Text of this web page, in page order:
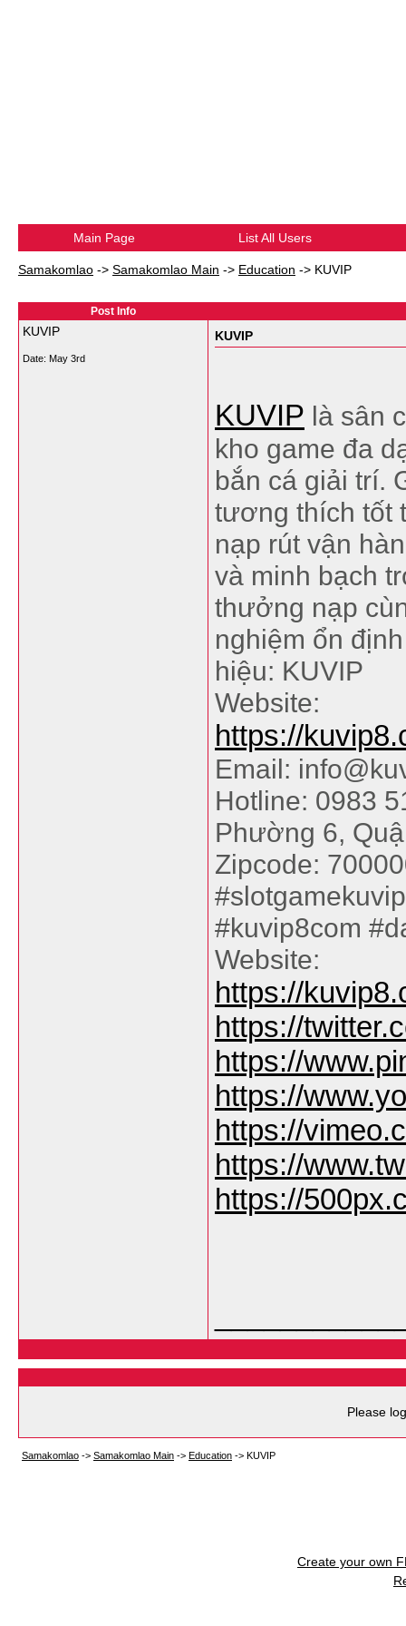
Main Page List All Users
Samakomlao -> Samakomlao Main -> Education -> KUVIP
Post Info
KUVIP
Date: May 3rd
KUVIP
KUVIP là sân
kho game đa
bắn cá giải trí.
tương thích tốt
nạp rút vận
và minh bạch
thưởng nạp
nghiệm ổn
hiệu: KUVIP
Website:
https://
Email:
Hotline: 0983
Phường 6,
Zipcode:
#kuvip8com
Website:
https://
https://
https://
https://
https://
https://
https://
Please
Samakomlao -> Samakomlao Main -> Education -> KUVIP
Create your own